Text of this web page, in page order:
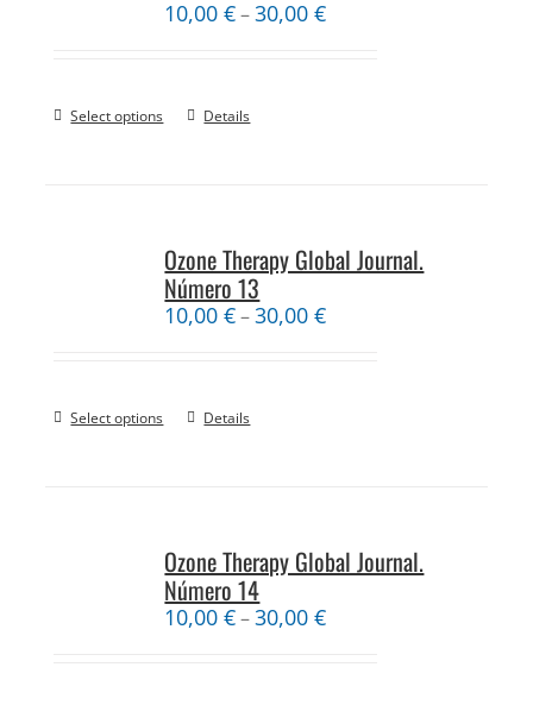
10,00€–30,00€
Select options Details
Ozone Therapy Global Journal.
Número 13
10,00€–30,00€
Select options Details
Ozone Therapy Global Journal.
Número 14
10,00€–30,00€